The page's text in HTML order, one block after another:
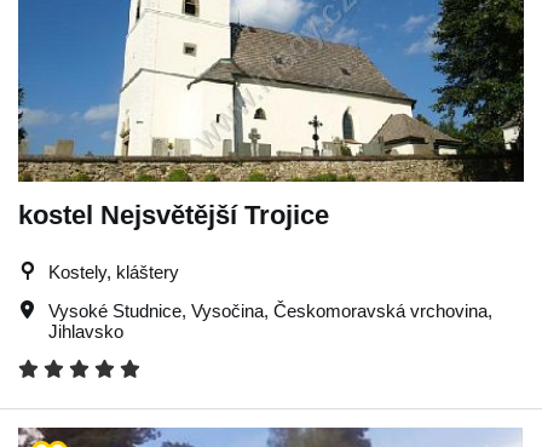
kostel Nejsvětější Trojice
Kostely, kláštery
Vysoké Studnice, Vysočina, Českomoravská vrchovina,
Jihlavsko